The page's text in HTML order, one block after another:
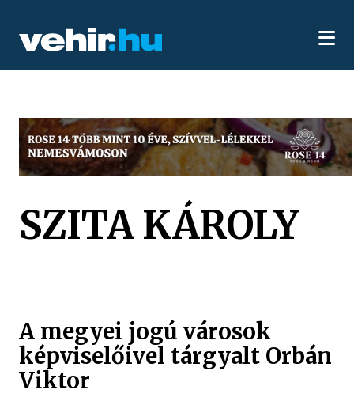
SZITA KÁROLY
A megyei jogú városok
képviselőivel tárgyalt Orbán
Viktor